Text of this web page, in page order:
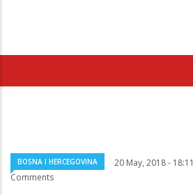
BOSNA I HERCEGOVINA 20 May, 2018 - 18:11
Comments